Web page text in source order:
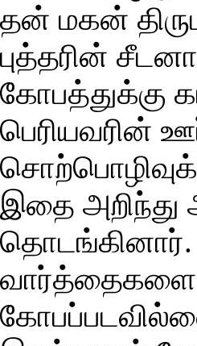
தன் மகன்
புத்தரின்
கோபத்துக்கு
பெரியவரின்
இதை அறிந்து
தொடங்கினார்.
வார்த்தைகளை